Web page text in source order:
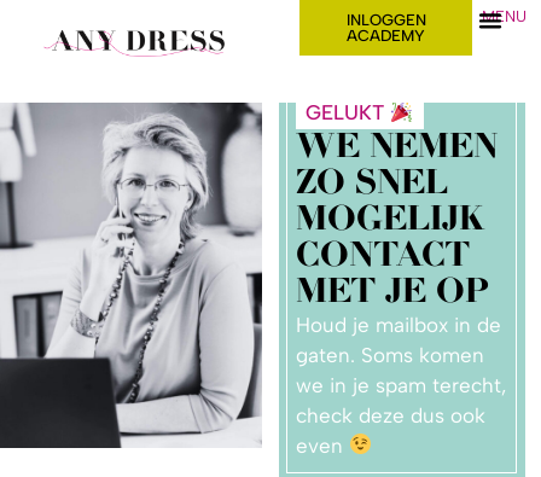
MENU
INLOGGEN
ACADEMY
GELUKT
WE NEMEN
ZO SNEL
MOGELIJK
CONTACT
MET JE OP
Houd je mailbox in de
gaten. Soms komen
we in je spam terecht,
check deze dus ook
even